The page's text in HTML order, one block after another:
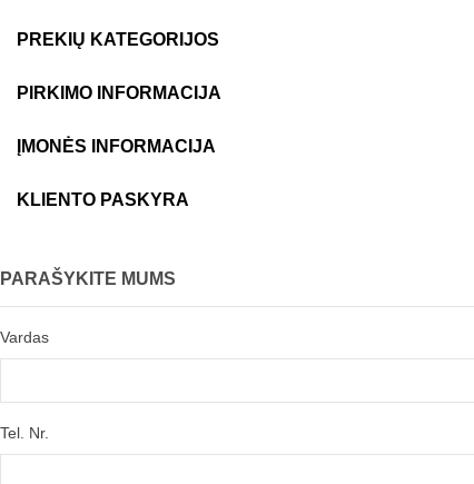
PREKIŲ KATEGORIJOS
PIRKIMO INFORMACIJA
ĮMONĖS INFORMACIJA
KLIENTO PASKYRA
PARAŠYKITE MUMS
Vardas
Tel. Nr.